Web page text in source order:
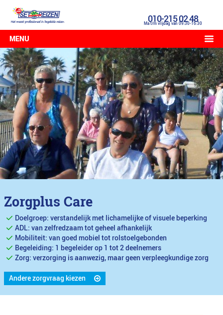
010-215 02 48
Ma t/m vrijdag van 09:30-16:30
MENU
Zorgplus Care
Doelgroep: verstandelijk met lichamelijke of visuele beperking
ADL: van zelfredzaam tot geheel afhankelijk
Mobiliteit: van goed mobiel tot rolstoelgebonden
Begeleiding: 1 begeleider op 1 tot 2 deelnemers
Zorg: verzorging is aanwezig, maar geen verpleegkundige zorg
Andere zorgvraag kiezen